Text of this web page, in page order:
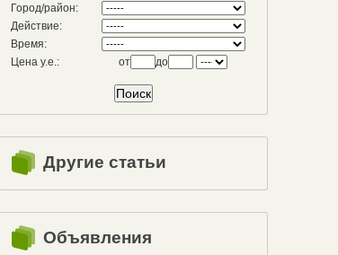
Город/район:
Действие:
Время:
Цена у.е.:
от до
Другие статьи
Объявления